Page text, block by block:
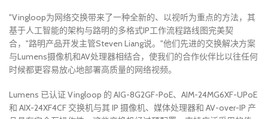
"Vingloop为网络交换带来了一种全新的、以视听为重点的方法，其
基于人工智能的架构与路明的多格式IP工作流程路线图完美契
合，"路明产品开发主管Steven Liang说。"他们先进的交换解决方案
与Lumens摄像机和AV处理器相结合，使我们的合作伙伴比以往任何
时候都更容易放心地部署高质量的网络视频。
Lumens 已认证 Vingloop 的 AIG-8G2GF-PoE、AIM-24MG6XF-UPoE
和 AIX-24XF4CF 交换机与其 IP 摄像机、媒体处理器和 AV-over-IP 产